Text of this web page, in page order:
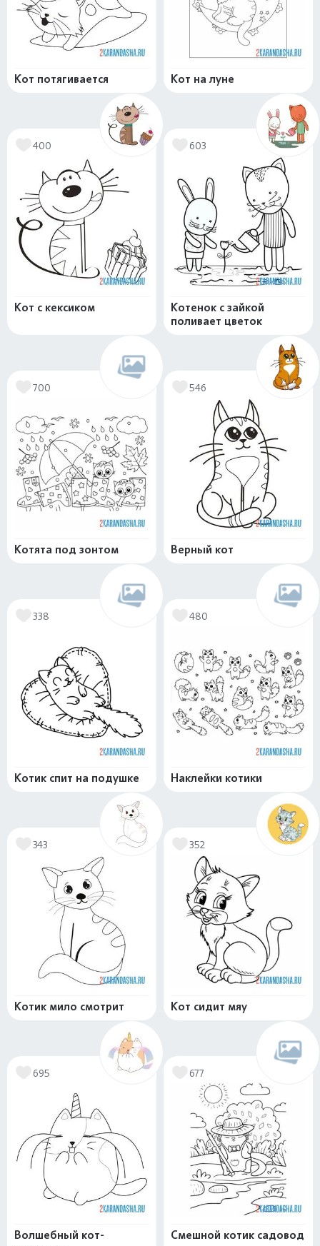
Кот потягивается Кот на луне
400
Кот с кексиком
603
Котенок с зайкой
поливает цветок
700
Котята под зонтом
546
Верный кот
338
Котик спит на подушке
480
Наклейки котики
343
Котик мило смотрит
352
Кот сидит мяу
695
Волшебный кот-
677
Смешной котик садовод